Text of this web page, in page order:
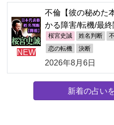
NEW
不倫【彼の秘めた
かる障害/転機/最
桜宮史誠 姓名判断
恋の転機 決断
2026年8月6日
新着の占い